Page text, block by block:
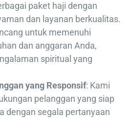
paket haji dengan
dan layanan berkualitas.
untuk memenuhi
dan anggaran Anda,
spiritual yang
yang Responsif: Kami
pelanggan yang siap
dengan segala pertanyaan